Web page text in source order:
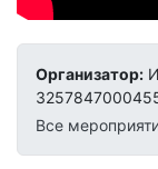
Организатор:
Все